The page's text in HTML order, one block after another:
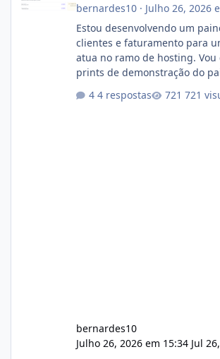
bernardes10· Julho 26, 2026
Estou desenvolvendo um
clientes e faturamento para
atua no ramo de hosting.
prints de demonstração do
com cerca de 80% concluído e
4 respostas 721
bernardes10
Julho 26, 2026 em 15:34 Jul